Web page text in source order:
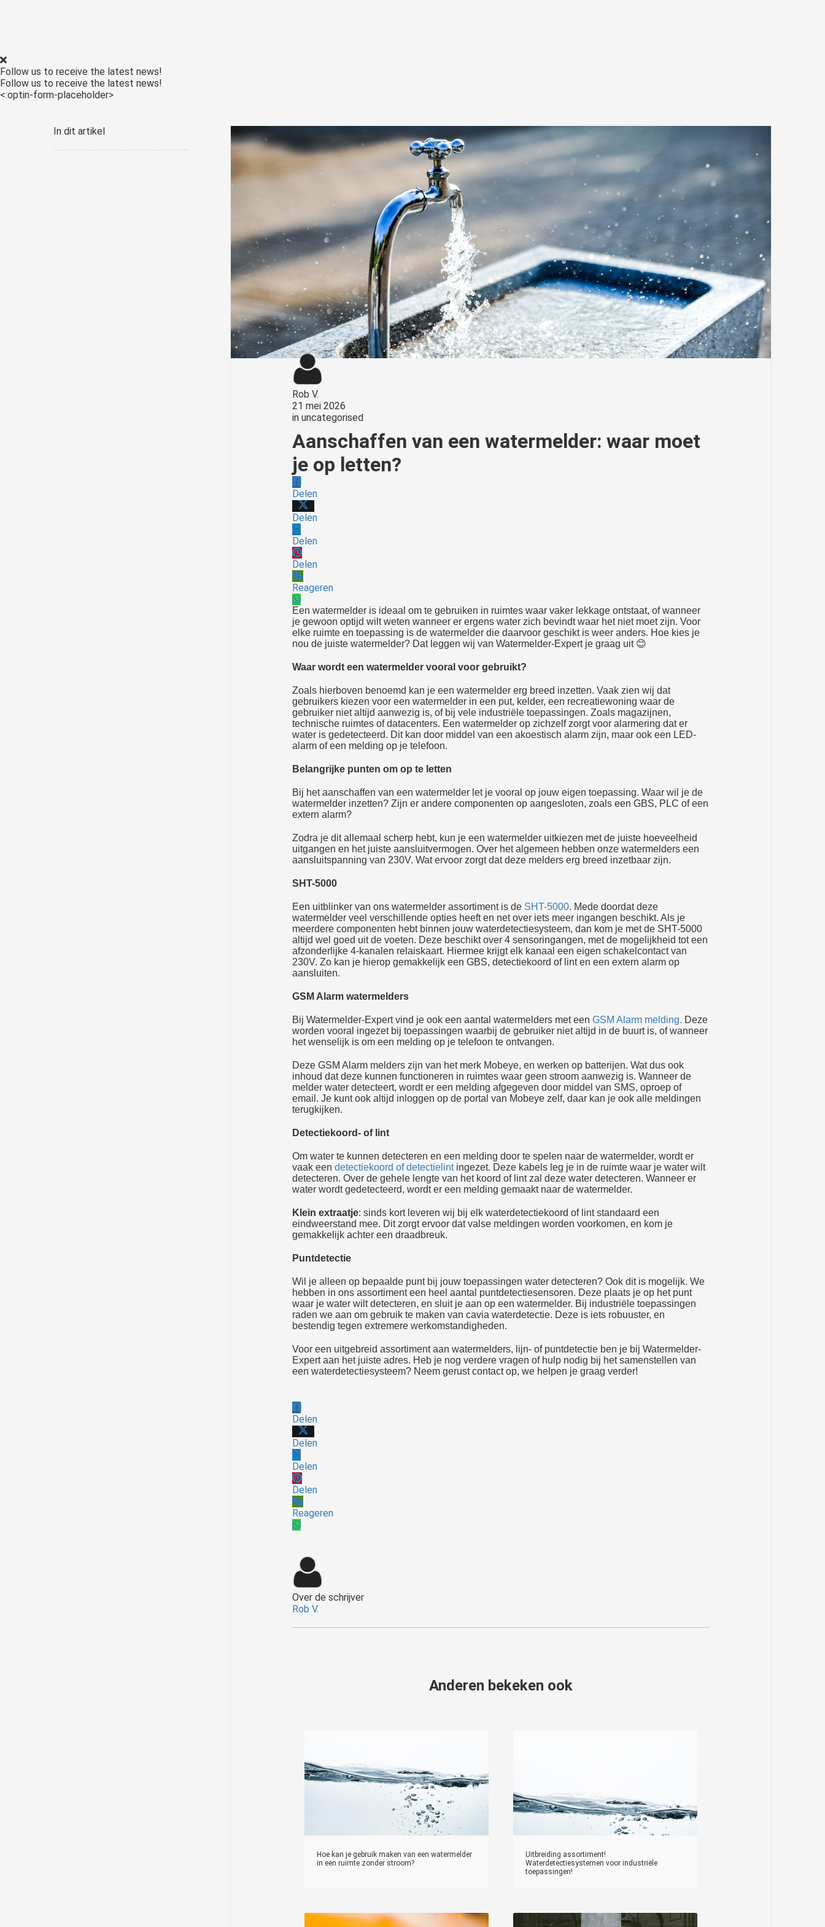
Follow us to receive the latest news!
Follow us to receive the latest news!
<:optin-form-placeholder>
In dit artikel
Rob V.
21 mei 2026
in uncategorised
Aanschaffen van een watermelder: waar moet
je op letten?
Delen
Delen
Delen
Delen
Reageren
Een watermelder is ideaal om te gebruiken in ruimtes waar vaker lekkage ontstaat, of wanneer
je gewoon optijd wilt weten wanneer er ergens water zich bevindt waar het niet moet zijn. Voor
elke ruimte en toepassing is de watermelder die daarvoor geschikt is weer anders. Hoe kies je
nou de juiste watermelder? Dat leggen wij van Watermelder-Expert je graag uit 😊
Waar wordt een watermelder vooral voor gebruikt?
Zoals hierboven benoemd kan je een watermelder erg breed inzetten. Vaak zien wij dat
gebruikers kiezen voor een watermelder in een put, kelder, een recreatiewoning waar de
gebruiker niet altijd aanwezig is, of bij vele industriële toepassingen. Zoals magazijnen,
technische ruimtes of datacenters. Een watermelder op zichzelf zorgt voor alarmering dat er
water is gedetecteerd. Dit kan door middel van een akoestisch alarm zijn, maar ook een LED-
alarm of een melding op je telefoon.
Belangrijke punten om op te letten
Bij het aanschaffen van een watermelder let je vooral op jouw eigen toepassing. Waar wil je de
watermelder inzetten? Zijn er andere componenten op aangesloten, zoals een GBS, PLC of een
extern alarm?
Zodra je dit allemaal scherp hebt, kun je een watermelder uitkiezen met de juiste hoeveelheid
uitgangen en het juiste aansluitvermogen. Over het algemeen hebben onze watermelders een
aansluitspanning van 230V. Wat ervoor zorgt dat deze melders erg breed inzetbaar zijn.
SHT-5000
Een uitblinker van ons watermelder assortiment is de SHT-5000. Mede doordat deze
watermelder veel verschillende opties heeft en net over iets meer ingangen beschikt. Als je
meerdere componenten hebt binnen jouw waterdetectiesysteem, dan kom je met de SHT-5000
altijd wel goed uit de voeten. Deze beschikt over 4 sensoringangen, met de mogelijkheid tot een
afzonderlijke 4-kanalen relaiskaart. Hiermee krijgt elk kanaal een eigen schakelcontact van
230V. Zo kan je hierop gemakkelijk een GBS, detectiekoord of lint en een extern alarm op
aansluiten.
GSM Alarm watermelders
Bij Watermelder-Expert vind je ook een aantal watermelders met een GSM Alarm melding. Deze
worden vooral ingezet bij toepassingen waarbij de gebruiker niet altijd in de buurt is, of wanneer
het wenselijk is om een melding op je telefoon te ontvangen.
Deze GSM Alarm melders zijn van het merk Mobeye, en werken op batterijen. Wat dus ook
inhoud dat deze kunnen functioneren in ruimtes waar geen stroom aanwezig is. Wanneer de
melder water detecteert, wordt er een melding afgegeven door middel van SMS, oproep of
email. Je kunt ook altijd inloggen op de portal van Mobeye zelf, daar kan je ook alle meldingen
terugkijken.
Detectiekoord- of lint
Om water te kunnen detecteren en een melding door te spelen naar de watermelder, wordt er
vaak een detectiekoord of detectielintingezet. Deze kabels leg je in de ruimte waar je water wilt
detecteren. Over de gehele lengte van het koord of lint zal deze water detecteren. Wanneer er
water wordt gedetecteerd, wordt er een melding gemaakt naar de watermelder.
Klein extraatje: sinds kort leveren wij bij elk waterdetectiekoord of lint standaard een
eindweerstand mee. Dit zorgt ervoor dat valse meldingen worden voorkomen, en kom je
gemakkelijk achter een draadbreuk.
Puntdetectie
Wil je alleen op bepaalde punt bij jouw toepassingen water detecteren? Ook dit is mogelijk. We
hebben in ons assortiment een heel aantal puntdetectiesensoren. Deze plaats je op het punt
waar je water wilt detecteren, en sluit je aan op een watermelder. Bij industriële toepassingen
raden we aan om gebruik te maken van cavia waterdetectie. Deze is iets robuuster, en
bestendig tegen extremere werkomstandigheden.
Voor een uitgebreid assortiment aan watermelders, lijn- of puntdetectie ben je bij Watermelder-
Expert aan het juiste adres. Heb je nog verdere vragen of hulp nodig bij het samenstellen van
een waterdetectiesysteem? Neem gerust contact op, we helpen je graag verder!
Delen
Delen
Delen
Delen
Reageren
Over de schrijver
Rob V.
Anderen bekeken ook
Hoe kan je gebruik maken van een watermelder
in een ruimte zonder stroom?
Uitbreiding assortiment!
Waterdetectiesystemen voor industriële
toepassingen!